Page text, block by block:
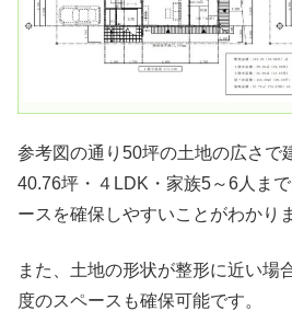
参考図の通り50坪の土地の広さで
40.76坪・４LDK・家族5～6人ま
ースを確保しやすいことがわかり
また、土地の形状が整形に近い場
度のスペースも確保可能です。